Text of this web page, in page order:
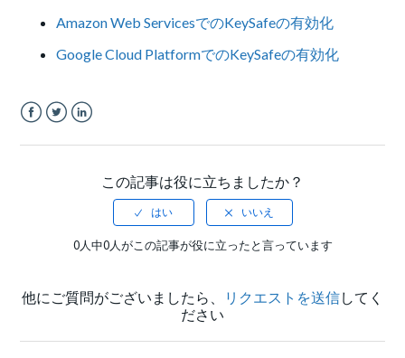
Amazon Web ServicesでのKeySafeの有効化
Google Cloud PlatformでのKeySafeの有効化
この記事は役に立ちましたか？
0人中0人がこの記事が役に立ったと言っています
他にご質問がございましたら、 リクエストを送信してく
ださい